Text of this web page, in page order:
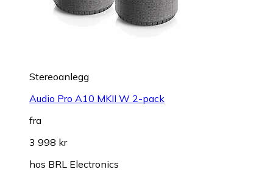
Stereoanlegg
Audio Pro A10 MKII W 2-pack
fra
3 998 kr
hos BRL Electronics